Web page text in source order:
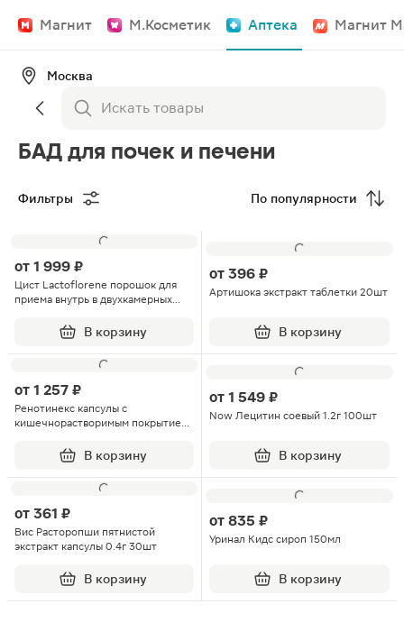
Магнит М.Косметик Аптека Магнит
Москва
БАД для почек и печени
Фильтры По популярности
от 1 999 ₽
Цист Lactoflorene порошок для
приема внутрь в двухкамерных
В корзину
от 396 ₽
Артишока экстракт таблетки 20шт
В корзину
от 1 257 ₽
Ренотинекс капсулы с
кишечнорастворимым покрытием
В корзину
от 1 549 ₽
Now Лецитин соевый 1.2г 100шт
В корзину
от 361 ₽
Вис Расторопши пятнистой
экстракт капсулы 0.4г 30шт
В корзину
от 835 ₽
Уринал Кидс сироп 150мл
В корзину